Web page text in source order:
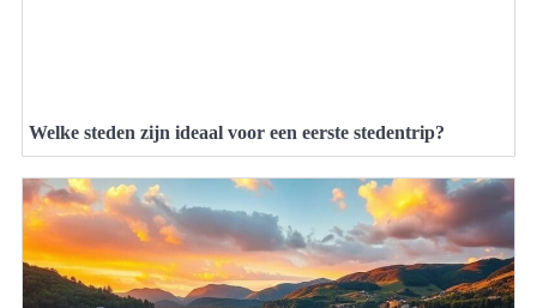
Welke steden zijn ideaal voor een eerste stedentrip?